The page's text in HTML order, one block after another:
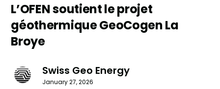
L’OFEN soutient le projet
géothermique GeoCogen La
Broye
Swiss Geo Energy
January 27, 2026